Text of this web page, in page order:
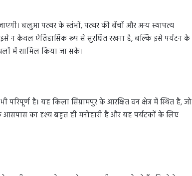
बलुआ पत्थर के स्तंभों, पत्थर की बेंचों और अन्य स्थापत्य
इसे न केवल ऐतिहासिक रूप से सुरक्षित रखना है, बल्कि इसे पर्यटन के
में शामिल किया जा सके।
है। यह किला सिंग्रामपुर के आरक्षित वन क्षेत्र में स्थित है, जो
का दृश्य बहुत ही मनोहारी है और यह पर्यटकों के लिए